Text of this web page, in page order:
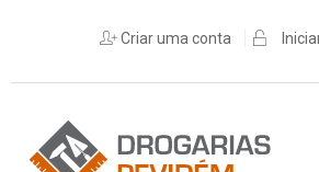
Criar uma conta